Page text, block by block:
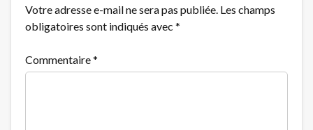
Votre adresse e-mail ne sera pas publiée. Les champs
obligatoires sont indiqués avec *
Commentaire*